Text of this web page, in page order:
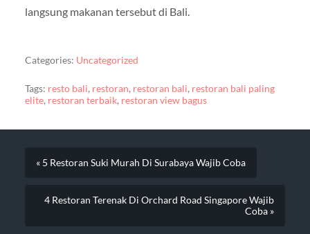
langsung makanan tersebut di Bali.
Categories: Uncategorized
Tags: resto bali, restoran, restoran bali, restoran bali paling
elite, restoran terbaik, restoran view bagus
« 5 Restoran Suki Murah Di Surabaya Wajib Coba
4 Restoran Terenak Di Orchard Road Singapore Wajib
Coba »